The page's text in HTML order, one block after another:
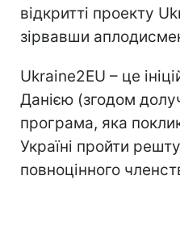
відкритті проекту
зірвавши
Ukraine2EU – це
Данією (згодом
програма, яка
Україні пройти
повноцінного